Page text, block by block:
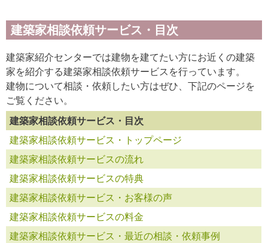
建築家相談依頼サービス・目次
建築家紹介センターでは建物を建てたい方にお近くの建築
家を紹介する建築家相談依頼サービスを行っています。
建物について相談・依頼したい方はぜひ、下記のページを
ご覧ください。
建築家相談依頼サービス・目次
建築家相談依頼サービス・トップページ
建築家相談依頼サービスの流れ
建築家相談依頼サービスの特典
建築家相談依頼サービス・お客様の声
建築家相談依頼サービスの料金
建築家相談依頼サービス・最近の相談・依頼事例